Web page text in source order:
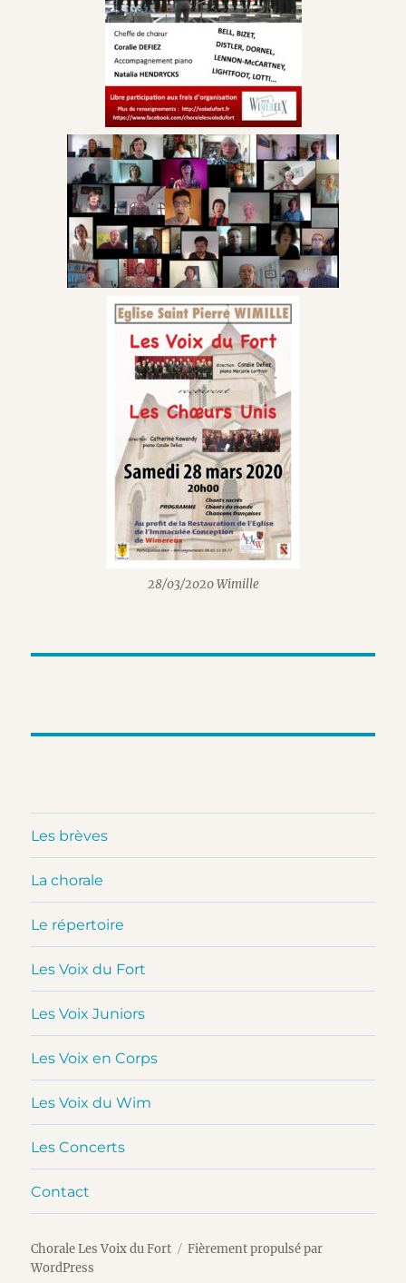
28/03/2020 Wimille
Les brèves
La chorale
Le répertoire
Les Voix du Fort
Les Voix Juniors
Les Voix en Corps
Les Voix du Wim
Les Concerts
Contact
Chorale Les Voix du Fort
Fièrement propulsé par
WordPress